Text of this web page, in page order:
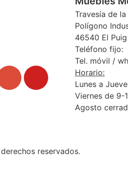
Travesía de
Polígono
46540 El
Teléfono fijo:
Tel. móvil /
Horario:
Lunes a
Viernes de 9-
Agosto
reservados.